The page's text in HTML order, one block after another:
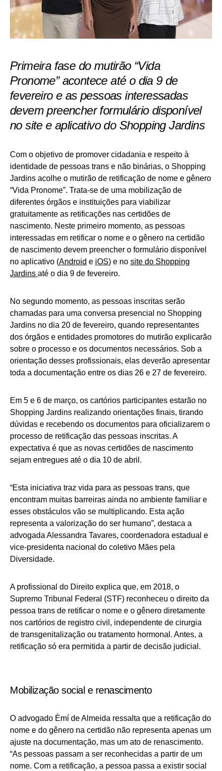
Primeira fase do mutirão “Vida
Pronome” acontece até o dia 9 de
fevereiro e as pessoas interessadas
devem preencher formulário disponível
no site e aplicativo do Shopping Jardins
Com o objetivo de promover cidadania e respeito à
identidade de pessoas trans e não binárias, o Shopping
Jardins acolhe o mutirão de retificação de nome e gênero
“Vida Pronome”. Trata-se de uma mobilização de
diferentes órgãos e instituições para viabilizar
gratuitamente as retificações nas certidões de
nascimento. Neste primeiro momento, as pessoas
interessadas em retificar o nome e o gênero na certidão
de nascimento devem preencher o formulário disponível
no aplicativo (Android e iOS) e no site do Shopping
Jardins até o dia 9 de fevereiro.
No segundo momento, as pessoas inscritas serão
chamadas para uma conversa presencial no Shopping
Jardins no dia 20 de fevereiro, quando representantes
dos órgãos e entidades promotores do mutirão explicarão
sobre o processo e os documentos necessários. Sob a
orientação desses profissionais, elas deverão apresentar
toda a documentação entre os dias 26 e 27 de fevereiro.
Em 5 e 6 de março, os cartórios participantes estarão no
Shopping Jardins realizando orientações finais, tirando
dúvidas e recebendo os documentos para oficializarem o
processo de retificação das pessoas inscritas. A
expectativa é que as novas certidões de nascimento
sejam entregues até o dia 10 de abril.
“Esta iniciativa traz vida para as pessoas trans, que
encontram muitas barreiras ainda no ambiente familiar e
esses obstáculos vão se multiplicando. Esta ação
representa a valorização do ser humano”, destaca a
advogada Alessandra Tavares, coordenadora estadual e
vice-presidenta nacional do coletivo Mães pela
Diversidade.
A profissional do Direito explica que, em 2018, o
Supremo Tribunal Federal (STF) reconheceu o direito da
pessoa trans de retificar o nome e o gênero diretamente
nos cartórios de registro civil, independente de cirurgia
de transgenitalização ou tratamento hormonal. Antes, a
retificação só era permitida a partir de decisão judicial.
Mobilização social e renascimento
O advogado Èmí de Almeida ressalta que a retificação do
nome e do gênero na certidão não representa apenas um
ajuste na documentação, mas um ato de renascimento.
“As pessoas passam a ser reconhecidas a partir de um
nome. Com a retificação, a pessoa passa a existir social